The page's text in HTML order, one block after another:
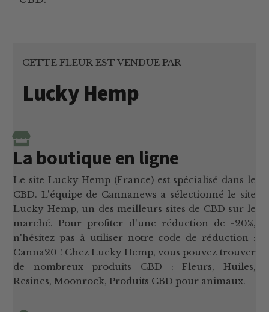
CETTE FLEUR EST VENDUE PAR
Lucky Hemp
La boutique en ligne
Le site Lucky Hemp (France) est spécialisé dans le
CBD. L'équipe de Cannanews a sélectionné le site
Lucky Hemp, un des meilleurs sites de CBD sur le
marché. Pour profiter d'une réduction de -20%,
n'hésitez pas à utiliser notre code de réduction :
Canna20 ! Chez Lucky Hemp, vous pouvez trouver
de nombreux produits CBD : Fleurs, Huiles,
Resines, Moonrock, Produits CBD pour animaux.